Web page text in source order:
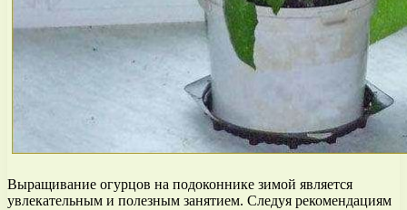
Выращивание огурцов на подоконнике зимой является
увлекательным и полезным занятием. Следуя рекомендациям